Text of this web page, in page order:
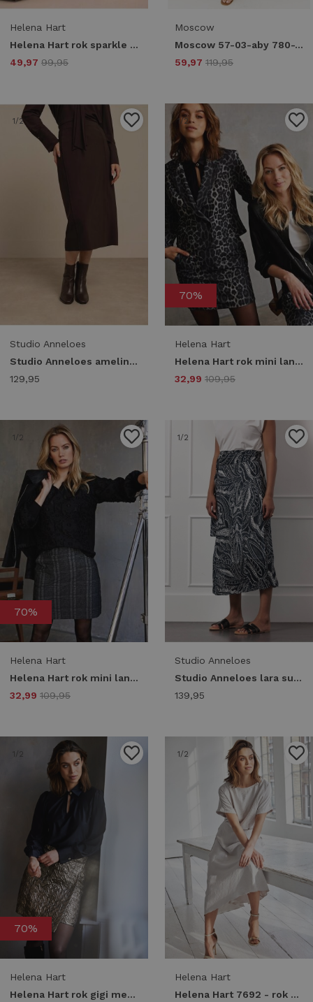
Helena Hart
Helena Hart rok sparkle 7692 Skort roze
49,97 99,95
Moscow
Moscow 57-03-aby 780-1 flake solid
59,97 119,95
1/2
Studio Anneloes
Studio Anneloes amelina skirt 13610 8700 espresso
129,95
/2
70%
Helena Hart
Helena Hart rok mini lano jaxx 7697jaxx grijs
32,99 109,95
1/2
70%
Helena Hart
Helena Hart rok mini lano ruit 7698 Skort grijs
32,99 109,95
1/2
Studio Anneloes
Studio Anneloes lara summer dot pareo skirt 13029 Skort 6917 dark blue/ecru
139,95
1
70%
Helena Hart
Helena Hart rok gigi metalic 7695 zwart - brons
1/2
Helena Hart
Helena Hart 7692 - rok sparkle stone